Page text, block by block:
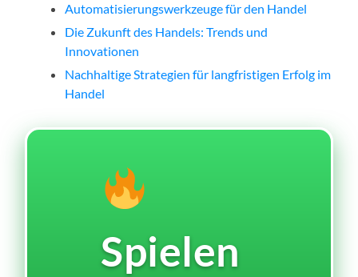
Automatisierungswerkzeuge für den Handel
Die Zukunft des Handels: Trends und
Innovationen
Nachhaltige Strategien für langfristigen Erfolg im
Handel
Spielen